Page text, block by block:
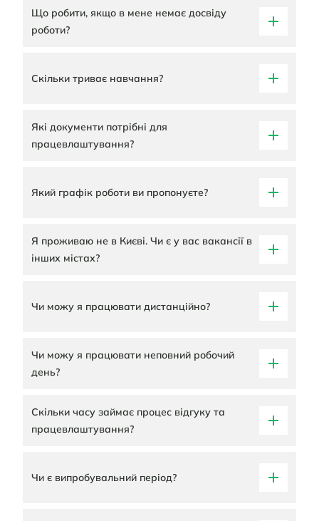
Що робити, якщо в мене немає досвіду
роботи?
Скільки триває навчання?
Які документи потрібні для
працевлаштування?
Який графік роботи ви пропонуєте?
Я проживаю не в Києві. Чи є у вас вакансії в
інших містах?
Чи можу я працювати дистанційно?
Чи можу я працювати неповний робочий
день?
Скільки часу займає процес відгуку та
працевлаштування?
Чи є випробувальний період?